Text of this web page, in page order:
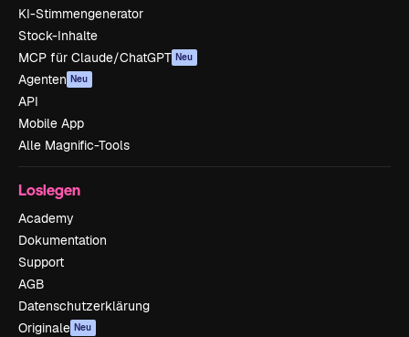
KI-Stimmengenerator
Stock-Inhalte
MCP für Claude/ChatGPT Neu
Agenten Neu
API
Mobile App
Alle Magnific-Tools
Loslegen
Academy
Dokumentation
Support
AGB
Datenschutzerklärung
Originale Neu